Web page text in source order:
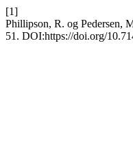
[1]
Phillipson, R. og Pedersen,
51. DOI:https://doi.org/